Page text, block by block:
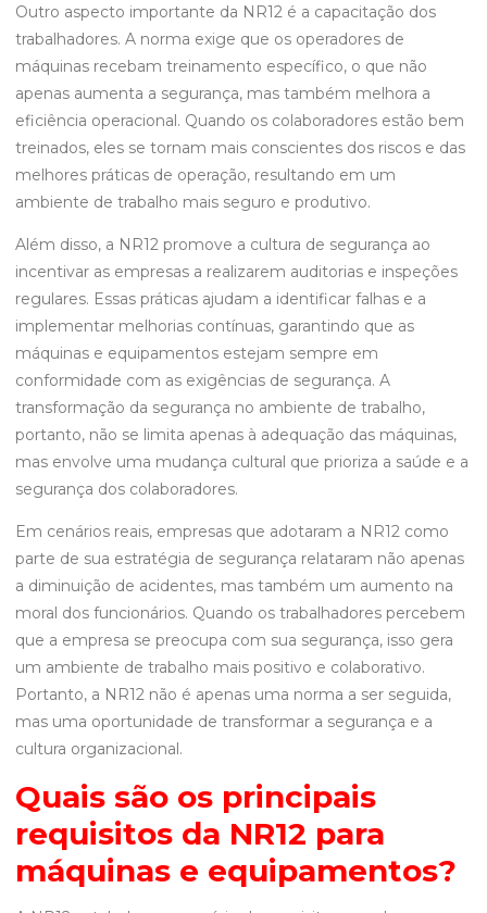
Outro aspecto importante da NR12 é a capacitação dos
trabalhadores. A norma exige que os operadores de
máquinas recebam treinamento específico, o que não
apenas aumenta a segurança, mas também melhora a
eficiência operacional. Quando os colaboradores estão bem
treinados, eles se tornam mais conscientes dos riscos e das
melhores práticas de operação, resultando em um
ambiente de trabalho mais seguro e produtivo.
Além disso, a NR12 promove a cultura de segurança ao
incentivar as empresas a realizarem auditorias e inspeções
regulares. Essas práticas ajudam a identificar falhas e a
implementar melhorias contínuas, garantindo que as
máquinas e equipamentos estejam sempre em
conformidade com as exigências de segurança. A
transformação da segurança no ambiente de trabalho,
portanto, não se limita apenas à adequação das máquinas,
mas envolve uma mudança cultural que prioriza a saúde e a
segurança dos colaboradores.
Em cenários reais, empresas que adotaram a NR12 como
parte de sua estratégia de segurança relataram não apenas
a diminuição de acidentes, mas também um aumento na
moral dos funcionários. Quando os trabalhadores percebem
que a empresa se preocupa com sua segurança, isso gera
um ambiente de trabalho mais positivo e colaborativo.
Portanto, a NR12 não é apenas uma norma a ser seguida,
mas uma oportunidade de transformar a segurança e a
cultura organizacional.
Quais são os principais
requisitos da NR12 para
máquinas e equipamentos?